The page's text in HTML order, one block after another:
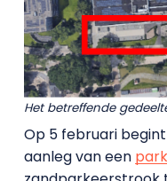
Het betreffende
Op 5 februari
aanleg van een park